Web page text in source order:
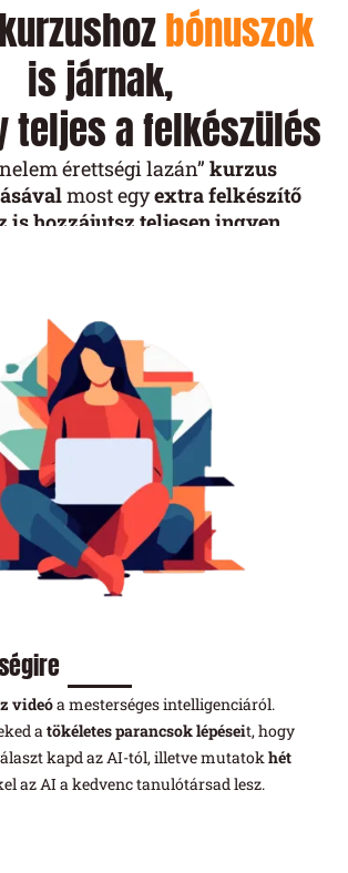
bónuszok
is járnak,
teljes a felkészülés
érettségi lazán” kurzus
most egyextrafelkészítő
is hozzájutsz teljesen ingyen
videóa mesterséges intelligenciáról.
atökéletes parancsok lépéseit, hogy
kapd az AI-tól, illetve mutatokhét
az AI a kedvenc tanulótársad lesz.